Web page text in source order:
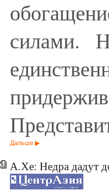
силами.
Дальше
А.Хе: Недра дадут